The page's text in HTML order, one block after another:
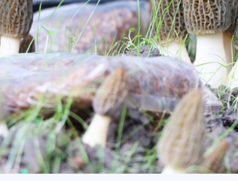
“小菌伞”撑起乡村振兴“大产业”。
没事干了，现在在基地务工，每天能挣130多块钱，还能照顾老人孩子，比外出
群众岑永叶笑着说。
自去年该村尝试种植100余亩羊肚菌获得可观收益后，今年，村集体继续投资扩
与产业发展的积极性也持续高涨，不少农户通过流转土地、务工收入、合作社
增收。